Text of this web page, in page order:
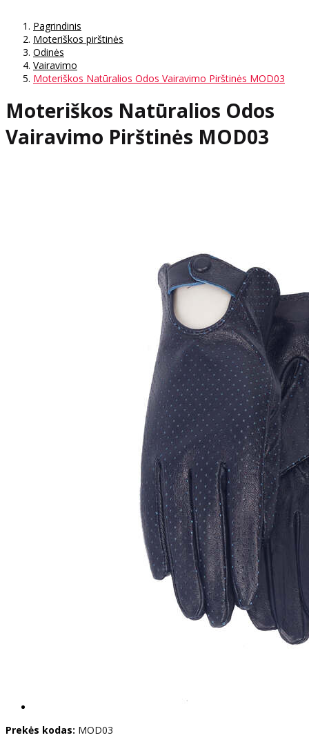
Pagrindinis
Moteriškos pirštinės
Odinės
Vairavimo
Moteriškos Natūralios Odos Vairavimo Pirštinės MOD03
Moteriškos Natūralios Odos
Vairavimo Pirštinės MOD03
Prekės kodas: MOD03